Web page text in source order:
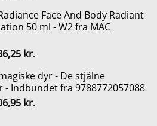
pris
er:
Face And Body Radiant
50 ml - W2 fra MAC
kr..
kr.Den
pris
er:
236,25 kr..
dyr - De stjålne
- Indbundet fra 9788772057088
kr.Den